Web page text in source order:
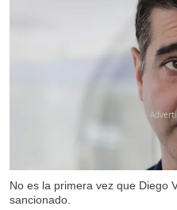
No es la primera vez que Diego
sancionado.